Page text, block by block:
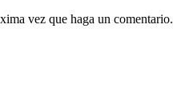
vez que haga un comentario.